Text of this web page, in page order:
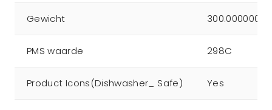
Gewicht 300.000000
PMS waarde 298C
Product Icons(Dishwasher_ Safe) Yes